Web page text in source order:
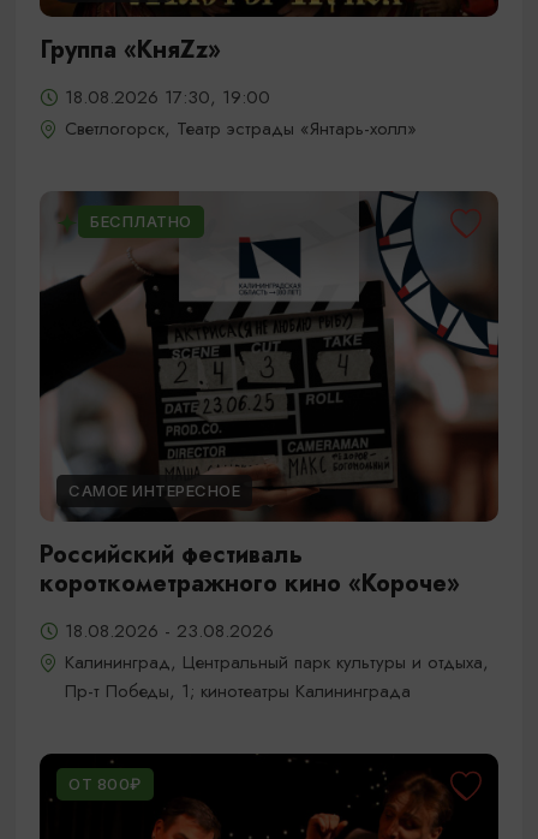
Группа «КняZz»
18.08.2026 17:30, 19:00
Светлогорск, Театр эстрады «Янтарь-холл»
БЕСПЛАТНО
САМОЕ ИНТЕРЕСНОЕ
Российский фестиваль
короткометражного кино «Короче»
18.08.2026 - 23.08.2026
Калининград, Центральный парк культуры и отдыха,
Пр-т Победы, 1; кинотеатры Калининграда
ОТ 800₽